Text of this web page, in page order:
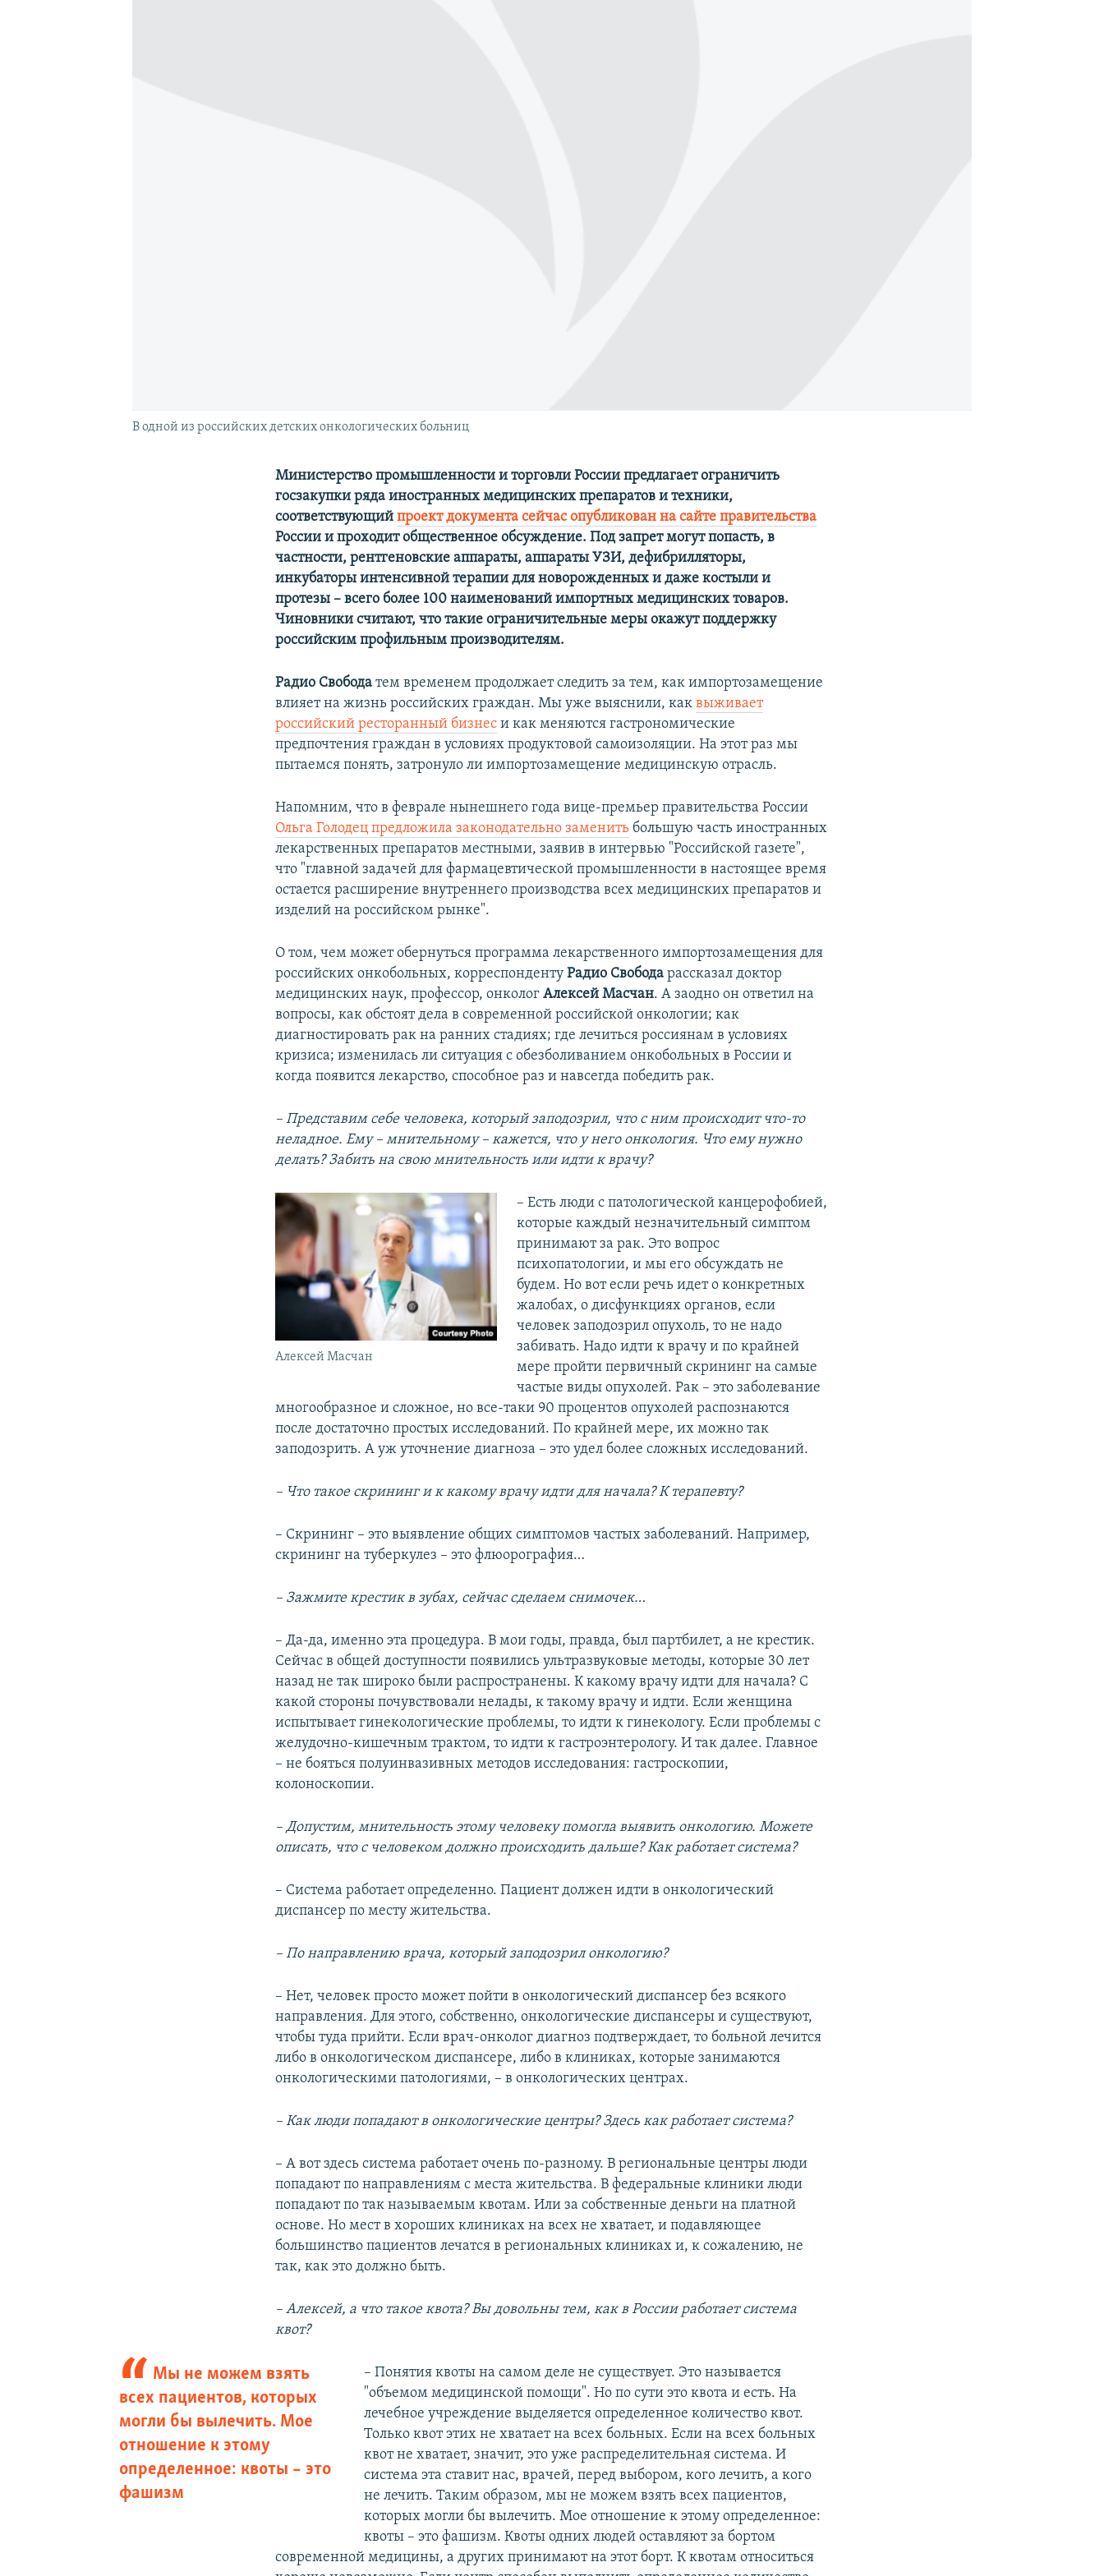
В одной из российских детских онкологических больниц
Министерство промышленности и торговли России предлагает ограничить
госзакупки ряда иностранных медицинских препаратов и техники,
соответствующийпроект документа сейчас опубликован на сайте правительства
России и проходит общественное обсуждение. Под запрет могут попасть, в
частности, рентгеновские аппараты, аппараты УЗИ, дефибрилляторы,
инкубаторы интенсивной терапии для новорожденных и даже костыли и
протезы – всего более 100 наименований импортных медицинских товаров.
Чиновники считают, что такие ограничительные меры окажут поддержку
российским профильным производителям.
Радио Свобода тем временем продолжает следить за тем, как импортозамещение
влияет на жизнь российских граждан. Мы уже выяснили, каквыживает
российский ресторанный бизнес и как меняются гастрономические
предпочтения граждан в условиях продуктовой самоизоляции. На этот раз мы
пытаемся понять, затронуло ли импортозамещение медицинскую отрасль.
Напомним, что в феврале нынешнего года вице-премьер правительства России
Ольга Голодец предложила законодательно заменить большую часть иностранных
лекарственных препаратов местными, заявив в интервью "Российской газете",
что "главной задачей для фармацевтической промышленности в настоящее время
остается расширение внутреннего производства всех медицинских препаратов и
изделий на российском рынке".
О том, чем может обернуться программа лекарственного импортозамещения для
российских онкобольных, корреспондентуРадио Свобода рассказал доктор
медицинских наук, профессор, онкологАлексей Масчан. А заодно он ответил на
вопросы, как обстоят дела в современной российской онкологии; как
диагностировать рак на ранних стадиях; где лечиться россиянам в условиях
кризиса; изменилась ли ситуация с обезболиванием онкобольных в России и
когда появится лекарство, способное раз и навсегда победить рак.
– Представим себе человека, который заподозрил, что с ним происходит что-то
неладное. Ему – мнительному – кажется, что у него онкология. Что ему нужно
делать? Забить на свою мнительность или идти к врачу?
Алексей Масчан
– Есть люди с патологической канцерофобией,
которые каждый незначительный симптом
принимают за рак. Это вопрос
психопатологии, и мы его обсуждать не
будем. Но вот если речь идет о конкретных
жалобах, о дисфункциях органов, если
человек заподозрил опухоль, то не надо
забивать. Надо идти к врачу и по крайней
мере пройти первичный скрининг на самые
частые виды опухолей. Рак – это заболевание
многообразное и сложное, но все-таки 90 процентов опухолей распознаются
после достаточно простых исследований. По крайней мере, их можно так
заподозрить. А уж уточнение диагноза – это удел более сложных исследований.
– Что такое скрининг и к какому врачу идти для начала? К терапевту?
– Скрининг – это выявление общих симптомов частых заболеваний. Например,
скрининг на туберкулез – это флюорография…
– Зажмите крестик в зубах, сейчас сделаем снимочек…
– Да-да, именно эта процедура. В мои годы, правда, был партбилет, а не крестик.
Сейчас в общей доступности появились ультразвуковые методы, которые 30 лет
назад не так широко были распространены. К какому врачу идти для начала? С
какой стороны почувствовали нелады, к такому врачу и идти. Если женщина
испытывает гинекологические проблемы, то идти к гинекологу. Если проблемы с
желудочно-кишечным трактом, то идти к гастроэнтерологу. И так далее. Главное
– не бояться полуинвазивных методов исследования: гастроскопии,
колоноскопии.
– Допустим, мнительность этому человеку помогла выявить онкологию. Можете
описать, что с человеком должно происходить дальше? Как работает система?
– Система работает определенно. Пациент должен идти в онкологический
диспансер по месту жительства.
– По направлению врача, который заподозрил онкологию?
– Нет, человек просто может пойти в онкологический диспансер без всякого
направления. Для этого, собственно, онкологические диспансеры и существуют,
чтобы туда прийти. Если врач-онколог диагноз подтверждает, то больной лечится
либо в онкологическом диспансере, либо в клиниках, которые занимаются
онкологическими патологиями, – в онкологических центрах.
– Как люди попадают в онкологические центры? Здесь как работает система?
– А вот здесь система работает очень по-разному. В региональные центры люди
попадают по направлениям с места жительства. В федеральные клиники люди
попадают по так называемым квотам. Или за собственные деньги на платной
основе. Но мест в хороших клиниках на всех не хватает, и подавляющее
большинство пациентов лечатся в региональных клиниках и, к сожалению, не
так, как это должно быть.
– Алексей, а что такое квота? Вы довольны тем, как в России работает система
квот?
Мы не можем взять
всех пациентов, которых
могли бы вылечить. Мое
отношение к этому
определенное: квоты – это
фашизм
– Понятия квоты на самом деле не существует. Это называется
"объемом медицинской помощи". Но по сути это квота и есть. На
лечебное учреждение выделяется определенное количество квот.
Только квот этих не хватает на всех больных. Если на всех больных
квот не хватает, значит, это уже распределительная система. И
система эта ставит нас, врачей, перед выбором, кого лечить, а кого
не лечить. Таким образом, мы не можем взять всех пациентов,
которых могли бы вылечить. Мое отношение к этому определенное:
квоты – это фашизм. Квоты одних людей оставляют за бортом
современной медицины, а других принимают на этот борт. К квотам относиться